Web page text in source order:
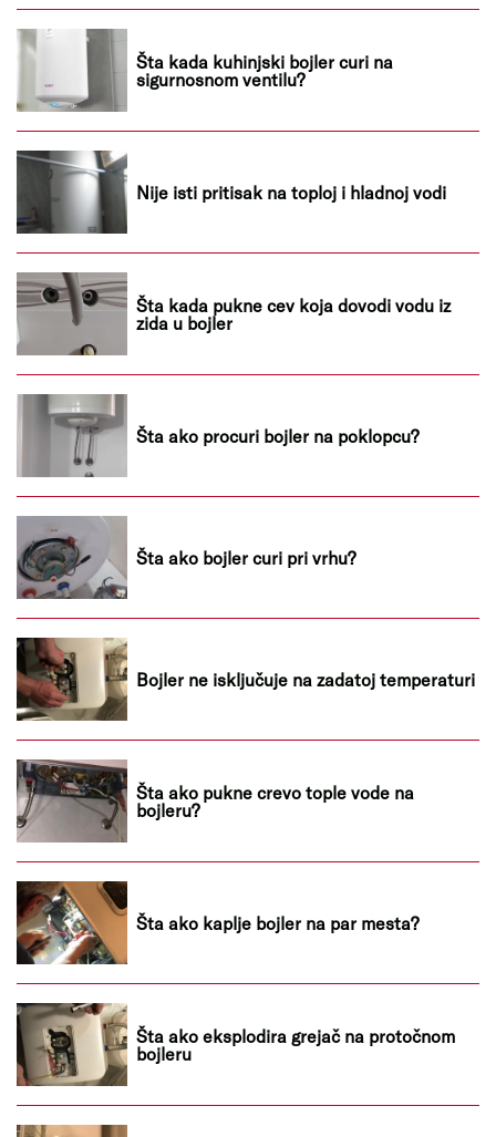
Šta kada kuhinjski bojler curi na
sigurnosnom ventilu?
Nije isti pritisak na toploj i hladnoj vodi
Šta kada pukne cev koja dovodi vodu iz
zida u bojler
Šta ako procuri bojler na poklopcu?
Šta ako bojler curi pri vrhu?
Bojler ne isključuje na zadatoj temperaturi
Šta ako pukne crevo tople vode na
bojleru?
Šta ako kaplje bojler na par mesta?
Šta ako eksplodira grejač na protočnom
bojleru